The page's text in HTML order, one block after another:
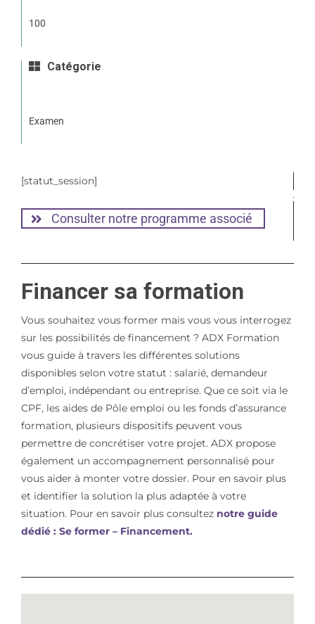
100
Catégorie
Examen
[statut_session]
Consulter notre programme associé
Financer sa formation
Vous souhaitez vous former mais vous vous interrogez
sur les possibilités de financement ? ADX Formation
vous guide à travers les différentes solutions
disponibles selon votre statut : salarié, demandeur
d’emploi, indépendant ou entreprise. Que ce soit via le
CPF, les aides de Pôle emploi ou les fonds d’assurance
formation, plusieurs dispositifs peuvent vous
permettre de concrétiser votre projet. ADX propose
également un accompagnement personnalisé pour
vous aider à monter votre dossier. Pour en savoir plus
et identifier la solution la plus adaptée à votre
situation. Pour en savoir plus consulteznotre guide
dédié : Se former – Financement.